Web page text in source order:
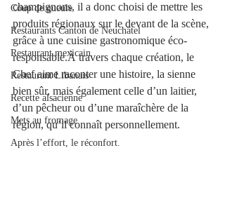
Coup de gueule
Restaurants Canton de Neuchâtel
Restaurant mexicain
Restaurant Libanais
Recette alsacienne
Mets au fromage
Après l’effort, le réconfort.
champignons, il a donc choisi de mettre les
produits régionaux sur le devant de la scène,
grâce à une cuisine gastronomique éco-
responsable.À travers chaque création, le
Chef aime raconter une histoire, la sienne
bien sûr, mais également celle d’un laitier,
d’un pêcheur ou d’une maraîchère de la
région, qu’il connaît personnellement.